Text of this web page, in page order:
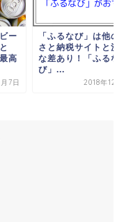
ー
高
7日
「ふるなび」は他の
さと納税サイトと決
な差あり！「ふるな
び」...
2018年12